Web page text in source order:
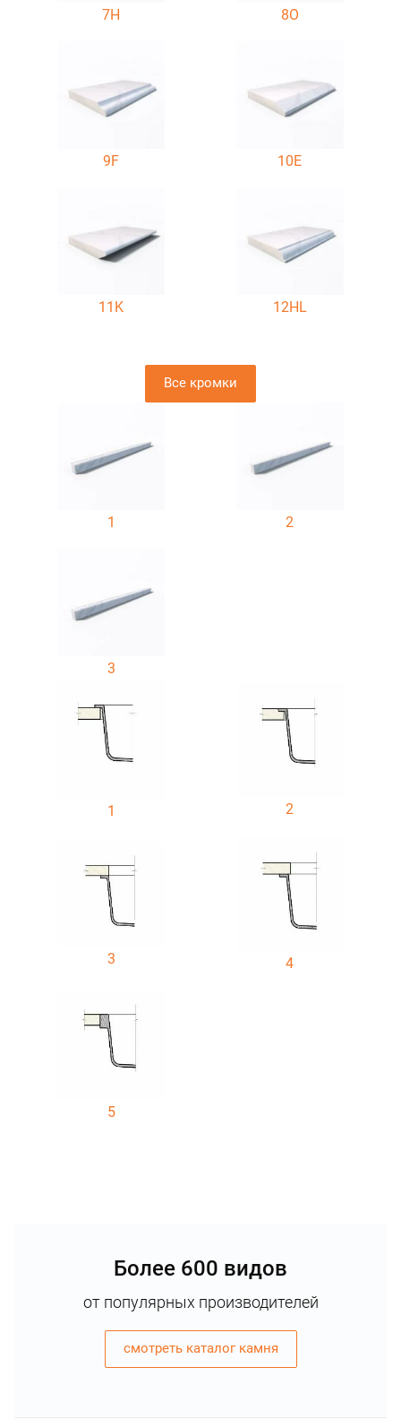
7H 8O
9F 10E
11K 12HL
Все кромки
1 2
3
1 2
3 4
5
Более 600 видов
от популярных производителей
смотреть каталог камня